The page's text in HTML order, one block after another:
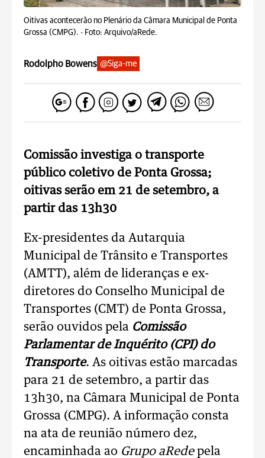
Oitivas acontecerão no Plenário da Câmara Municipal de Ponta
Grossa (CMPG). - Foto: Arquivo/aRede.
Rodolpho Bowens @Siga-me
Comissão investiga o transporte
público coletivo de Ponta Grossa;
oitivas serão em 21 de setembro, a
partir das 13h30
Ex-presidentes da Autarquia
Municipal de Trânsito e Transportes
(AMTT), além de lideranças e ex-
diretores do Conselho Municipal de
Transportes (CMT) de Ponta Grossa,
serão ouvidos pela Comissão
Parlamentar de Inquérito (CPI) do
Transporte. As oitivas estão marcadas
para 21 de setembro, a partir das
13h30, na Câmara Municipal de Ponta
Grossa (CMPG). A informação consta
na ata de reunião número dez,
encaminhada ao Grupo aRedepela